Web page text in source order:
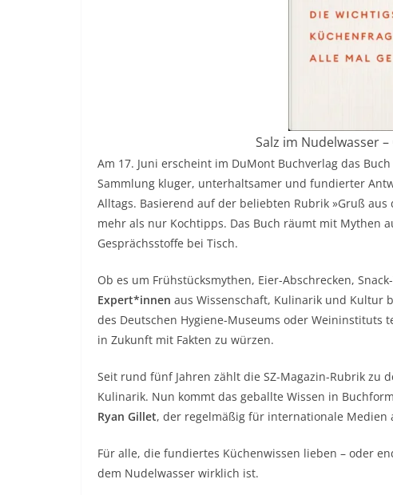
Salz im Nudelwasser
Am 17. Juni erscheint im DuMont Buchverlag das Buch
Sammlung kluger, unterhaltsamer und fundierter
Alltags. Basierend auf der beliebten Rubrik »Gruß
mehr als nur Kochtipps. Das Buch räumt mit Mythen
Gesprächsstoffe bei Tisch.
Ob es um Frühstücksmythen, Eier-Abschrecken,
Expert*innen aus Wissenschaft, Kulinarik und Kultur
des Deutschen Hygiene-Museums oder
in Zukunft mit Fakten zu würzen.
Seit rund fünf Jahren zählt die SZ-Magazin-Rubrik zu
Kulinarik. Nun kommt das geballte Wissen in
Ryan Gillet, der regelmäßig für internationale Medien
Für alle, die fundiertes Küchenwissen lieben – oder
dem Nudelwasser wirklich ist.